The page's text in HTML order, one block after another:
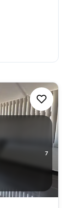
7